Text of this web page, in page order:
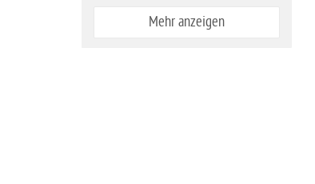
Mehr anzeigen